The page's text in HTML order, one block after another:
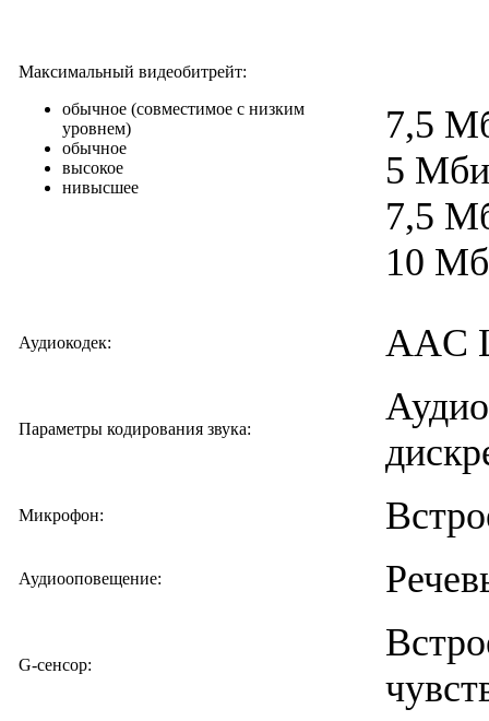
Максимальный видеобитрейт:
обычное (совместимое с низким
уровнем)
обычное
высокое
нивысшее
7,5
5
7,5
10
Аудиокодек: AAC
Параметры кодирования звука:
Микрофон:
Аудиооповещение:
G-сенсор: